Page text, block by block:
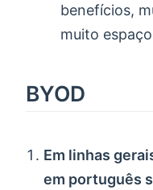
benefícios,
muito
BYOD
Em linhas
em português